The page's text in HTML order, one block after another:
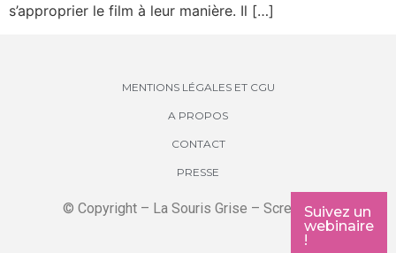
Suivez un
webinaire
!
s’approprier le film à leur manière. Il […]
MENTIONS LÉGALES ET CGU
A PROPOS
CONTACT
PRESSE
© Copyright – La Souris Grise – Screenkids